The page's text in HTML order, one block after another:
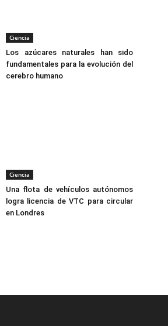
Ciencia
Los azúcares naturales han sido
fundamentales para la evolución del
cerebro humano
Ciencia
Una flota de vehículos autónomos
logra licencia de VTC para circular
en Londres